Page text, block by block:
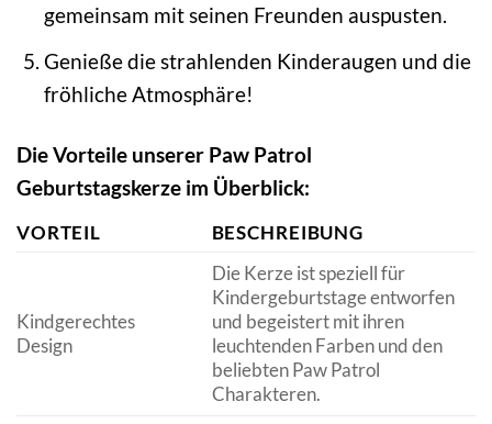
gemeinsam mit seinen Freunden auspusten.
Genieße die strahlenden Kinderaugen und die
fröhliche Atmosphäre!
Die Vorteile unserer Paw Patrol
Geburtstagskerze im Überblick:
VORTEIL BESCHREIBUNG
Kindgerechtes
Design
Die Kerze ist speziell für
Kindergeburtstage entworfen
und begeistert mit ihren
leuchtenden Farben und den
beliebten Paw Patrol
Charakteren.